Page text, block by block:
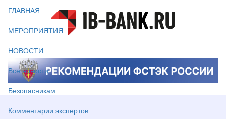
ГЛАВНАЯ
МЕРОПРИЯТИЯ
НОВОСТИ
Все новости
Безопасникам
Комментарии экспертов